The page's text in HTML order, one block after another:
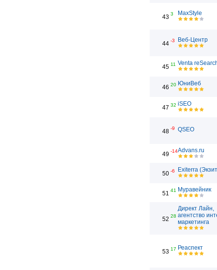
43 3 MaxStyle
44 -3 Веб-Центр
45 11 Venta
46 20 ЮниВеб
47 32 iSEO
48 -9 QSEO
49 -14Advans.ru
50 -6 Exiterra
51 41 Муравейник
52 28
Директ Лайн,
агентство
маркетинга
53 17 Реаспект